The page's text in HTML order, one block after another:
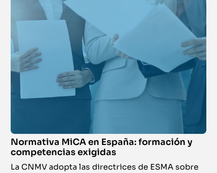
Certificación
Del 7 de octubre de 2026 al 4 de marzo de 2027 Campus Virtual
Online
Certificado en Asesor Financiero (CAF)
Certificación
Del 7 de octubre de 2026 al 4 de marzo de 2027 |Campus Virtual
Formación Continua en Asesoramiento
Financiero (CAF)
Certificación
Normativa MiCA en España: formación y
competencias exigidas
La CNMV adopta las directrices de ESMA sobre